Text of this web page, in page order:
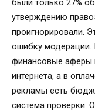
были только 27%
утверждению
проигнорировали.
ошибку модерации.
финансовые аферы
интернета, а в
рекламы есть
система проверки.